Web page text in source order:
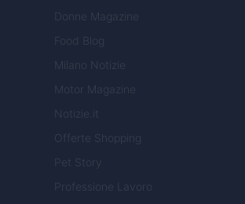
Donne Magazine
Food Blog
Milano Notizie
Motor Magazine
Notizie.it
Offerte Shopping
Pet Story
Professione Lavoro